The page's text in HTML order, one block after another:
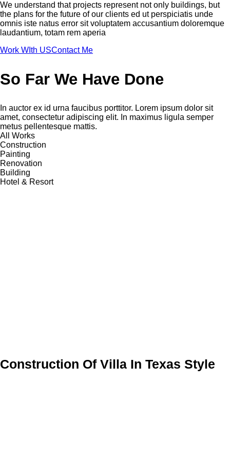
We understand that projects represent not only buildings, but
the plans for the future of our clients ed ut perspiciatis unde
omnis iste natus error sit voluptatem accusantium doloremque
laudantium, totam rem aperia
Work WIth USContact Me
So Far We Have Done
In auctor ex id urna faucibus porttitor. Lorem ipsum dolor sit
amet, consectetur adipiscing elit. In maximus ligula semper
metus pellentesque mattis.
All Works
Construction
Painting
Renovation
Building
Hotel & Resort
Construction Of Villa In Texas Style